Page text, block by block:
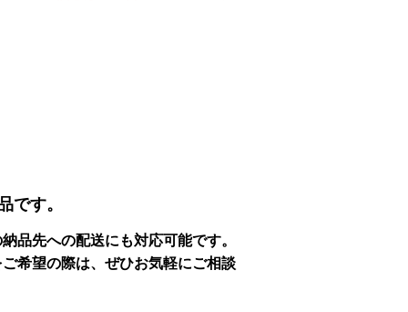
です。
品先への配送にも対応可能です。
希望の際は、ぜひお気軽にご相談